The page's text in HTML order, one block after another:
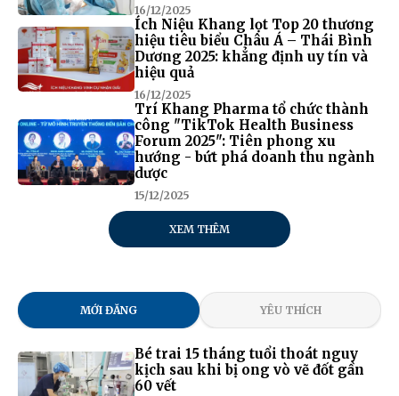
16/12/2025
Ích Niệu Khang lọt Top 20 thương
hiệu tiêu biểu Châu Á – Thái Bình
Dương 2025: khẳng định uy tín và
hiệu quả
16/12/2025
Trí Khang Pharma tổ chức thành
công "TikTok Health Business
Forum 2025": Tiên phong xu
hướng - bứt phá doanh thu ngành
dược
15/12/2025
XEM THÊM
MỚI ĐĂNG YÊU THÍCH
Bé trai 15 tháng tuổi thoát nguy
kịch sau khi bị ong vò vẽ đốt gần
60 vết